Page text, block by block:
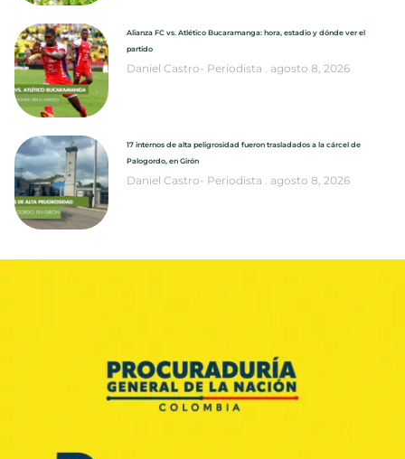
Alianza FC vs. Atlético Bucaramanga: hora, estadio y dónde ver el
partido
Daniel Castro- Periodista agosto 8, 2026
17 internos de alta peligrosidad fueron trasladados a la cárcel de
Palogordo, en Girón
Daniel Castro- Periodista agosto 8, 2026